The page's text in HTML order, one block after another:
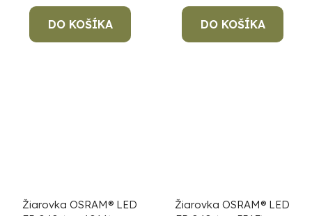
DO KOŠÍKA DO KOŠÍKA
Žiarovka OSRAM® LED
Žiarovka OSRAM® LED